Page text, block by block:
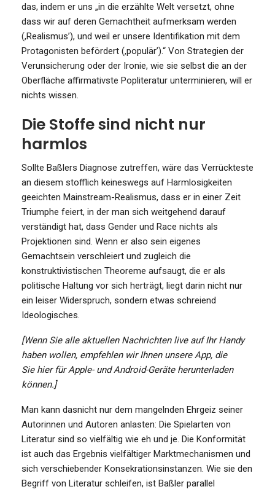
das, indem er uns „in die erzählte Welt versetzt, ohne
dass wir auf deren Gemachtheit aufmerksam werden
(,Realismus’), und weil er unsere Identifikation mit dem
Protagonisten befördert (,populär’).“ Von Strategien der
Verunsicherung oder der Ironie, wie sie selbst die an der
Oberfläche affirmativste Popliteratur unterminieren, will er
nichts wissen.
Die Stoffe sind nicht nur
harmlos
Sollte Baßlers Diagnose zutreffen, wäre das Verrückteste
an diesem stofflich keineswegs auf Harmlosigkeiten
geeichten Mainstream-Realismus, dass er in einer Zeit
Triumphe feiert, in der man sich weitgehend darauf
verständigt hat, dass Gender und Race nichts als
Projektionen sind. Wenn er also sein eigenes
Gemachtsein verschleiert und zugleich die
konstruktivistischen Theoreme aufsaugt, die er als
politische Haltung vor sich herträgt, liegt darin nicht nur
ein leiser Widerspruch, sondern etwas schreiend
Ideologisches.
[Wenn Sie alle aktuellen Nachrichten live auf Ihr Handy
haben wollen, empfehlen wir Ihnen unsere App, die
Sie hier für Apple- und Android-Geräte herunterladen
können.]
Man kann dasnicht nur dem mangelnden Ehrgeiz seiner
Autorinnen und Autoren anlasten: Die Spielarten von
Literatur sind so vielfältig wie eh und je. Die Konformität
ist auch das Ergebnis vielfältiger Marktmechanismen und
sich verschiebender Konsekrationsinstanzen. Wie sie den
Begriff von Literatur schleifen, ist Baßler parallel